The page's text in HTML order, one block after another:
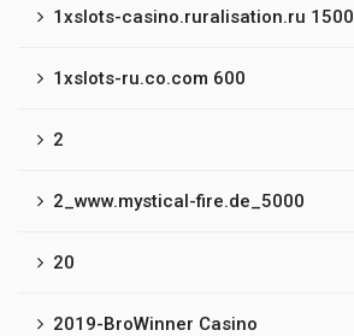
1xslots-casino.ruralisation.ru 1500
1xslots-ru.co.com 600
2
2_www.mystical-fire.de_5000
20
2019-BroWinner Casino